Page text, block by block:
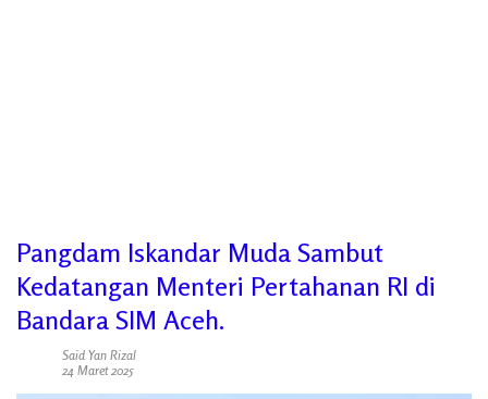
Pangdam Iskandar Muda Sambut
Kedatangan Menteri Pertahanan RI di
Bandara SIM Aceh.
Said Yan Rizal
24 Maret 2025